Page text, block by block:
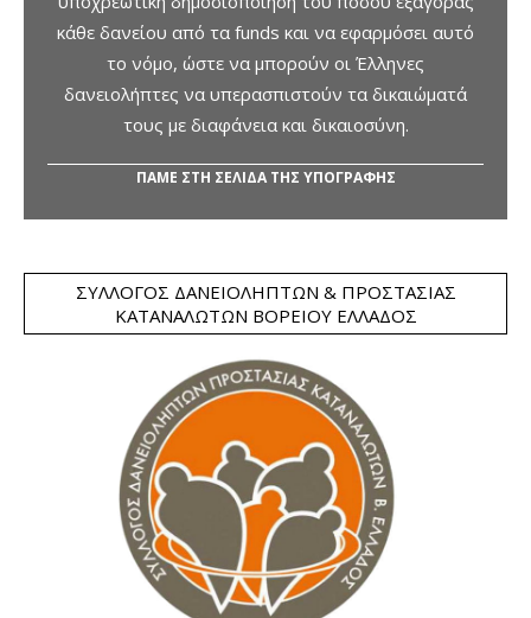
κάθε δανείου από τα funds και να εφαρμόσει αυτό
το νόμο, ώστε να μπορούν οι Έλληνες
δανειολήπτες να υπερασπιστούν τα δικαιώματά
τους με διαφάνεια και δικαιοσύνη.
ΠΑΜΕ ΣΤΗ ΣΕΛΙΔΑ ΤΗΣ ΥΠΟΓΡΑΦΗΣ
ΣΎΛΛΟΓΟΣ ΔΑΝΕΙΟΛΗΠΤΏΝ & ΠΡΟΣΤΑΣΊΑΣ
ΚΑΤΑΝΑΛΩΤΏΝ ΒΟΡΕΊΟΥ ΕΛΛΆΔΟΣ